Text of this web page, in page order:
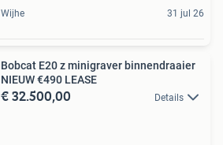
Wijhe 31 jul 26
Bobcat E20 z minigraver binnendraaier
NIEUW €490 LEASE
€ 32.500,00 Details